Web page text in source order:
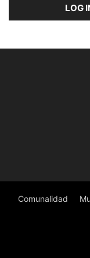
LOG
Comunalidad